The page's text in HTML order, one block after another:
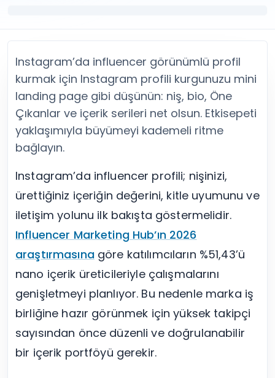
Twitter (X) Retweet Satın Al
Twitter (X) Video İzlenme Satın Al
Tümünü Gör
YouTube
YouTube Abone Satın Al
YouTube Beğeni Satın Al
YouTube İzlenme Satın Al
YouTube Yorum Satın Al
Tümünü Gör
Facebook Beğeni Satın Al
Facebook Takipçi Satın Al
Facebook Yorum Satın Al
Facebook Video İzlenme Satın Al
Tümünü Gör
Tümünü Gör
Diğer ücretsiz araçlar
Facebook Araçları
LinkedIn Araçları
Spotify Araçları
Telegram Araçları
Twitch Araçları
SoundCloud Araçları
Snapchat Araçları
Instagram’da influencer görünümlü profil
kurmak için Instagram profili kurgunuzu mini
landing page gibi düşünün: niş, bio, Öne
Çıkanlar ve içerik serileri net olsun. Etkisepeti
yaklaşımıyla büyümeyi kademeli ritme
bağlayın.
Instagram’da influencer profili; nişinizi,
ürettiğiniz içeriğin değerini, kitle uyumunu ve
iletişim yolunu ilk bakışta göstermelidir.
Influencer Marketing Hub’ın 2026
araştırmasınagöre katılımcıların %51,43’ü
nano içerik üreticileriyle çalışmalarını
genişletmeyi planlıyor. Bu nedenle marka iş
birliğine hazır görünmek için yüksek takipçi
sayısından önce düzenli ve doğrulanabilir
bir içerik portföyü gerekir.